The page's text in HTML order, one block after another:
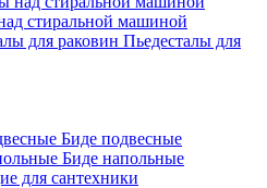
стиральной машиной
Пьедесталы для
Биде подвесные
Биде напольные